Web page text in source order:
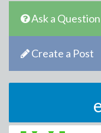
Ask a Question
Create a Post